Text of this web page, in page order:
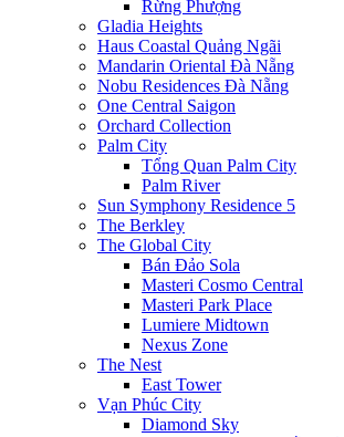
Rừng Phượng
Gladia Heights
Haus Coastal Quảng Ngãi
Mandarin Oriental Đà Nẵng
Nobu Residences Đà Nẵng
One Central Saigon
Orchard Collection
Palm City
Tổng Quan Palm City
Palm River
Sun Symphony Residence 5
The Berkley
The Global City
Bán Đảo Sola
Masteri Cosmo Central
Masteri Park Place
Lumiere Midtown
Nexus Zone
The Nest
East Tower
Vạn Phúc City
Diamond Sky